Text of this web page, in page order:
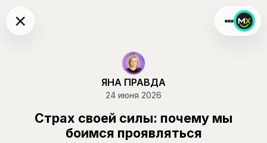
×
ЯНА ПРАВДА
24 июня 2026
Страх своей силы: почему мы
боимся проявляться